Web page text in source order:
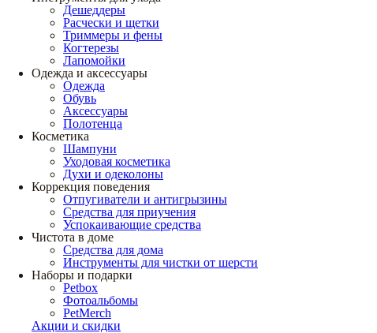
Дешеддеры
Расчески и щетки
Триммеры и фены
Когтерезы
Лапомойки
Одежда и аксессуары
Одежда
Обувь
Аксессуары
Полотенца
Косметика
Шампуни
Уходовая косметика
Духи и одеколоны
Коррекция поведения
Отпугиватели и антигрызины
Средства для приучения
Успокаивающие средства
Чистота в доме
Средства для дома
Инструменты для чистки от шерсти
Наборы и подарки
Petbox
Фотоальбомы
PetMerch
Акции и скидки